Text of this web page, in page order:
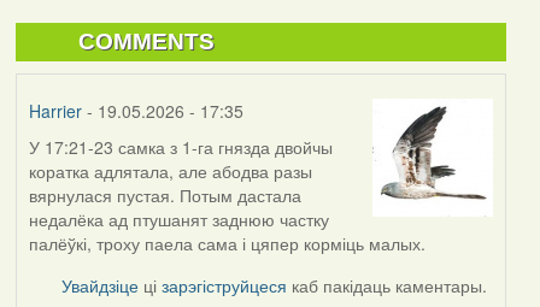
COMMENTS
Harrier- 19.05.2026 - 17:35
У 17:21-23 самка з 1-га гнязда двойчы
коратка адлятала, але абодва разы
вярнулася пустая. Потым дастала
недалёка ад птушанят заднюю частку
палёўкі, троху паела сама і цяпер корміць малых.
Увайдзіце цізарэгіструйцеся каб пакідаць каментары.